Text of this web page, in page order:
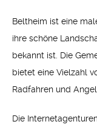
Beltheim ist eine
ihre schöne
bekannt ist. Die
bietet eine Vielzahl
Radfahren und
Die